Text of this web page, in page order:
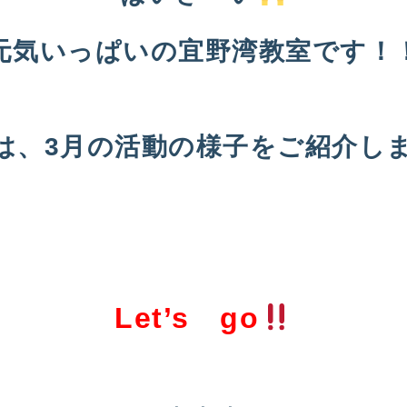
気いっぱいの宜野湾教室です！
、3月の活動の様子をご紹介し
Let’s go